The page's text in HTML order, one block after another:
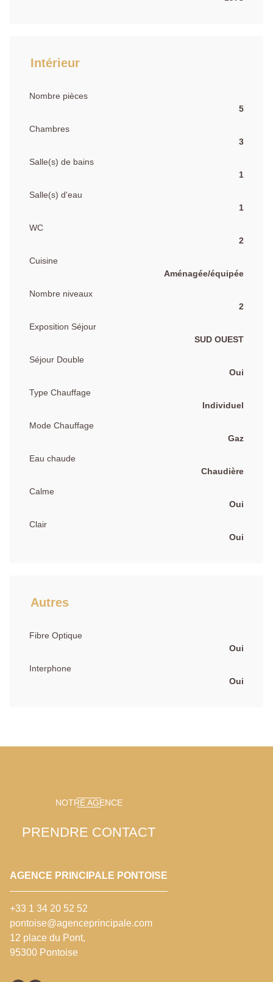
Intérieur
Nombre pièces
5
Chambres
3
Salle(s) de bains
1
Salle(s) d'eau
1
WC
2
Cuisine
Aménagée/équipée
Nombre niveaux
2
Exposition Séjour
SUD OUEST
Séjour Double
Oui
Type Chauffage
Individuel
Mode Chauffage
Gaz
Eau chaude
Chaudière
Calme
Oui
Clair
Oui
Autres
Fibre Optique
Oui
Interphone
Oui
NOTRE AGENCE
PRENDRE CONTACT
AGENCE PRINCIPALE PONTOISE
+33 1 34 20 52 52
pontoise@agenceprincipale.com
12 place du Pont,
95300 Pontoise